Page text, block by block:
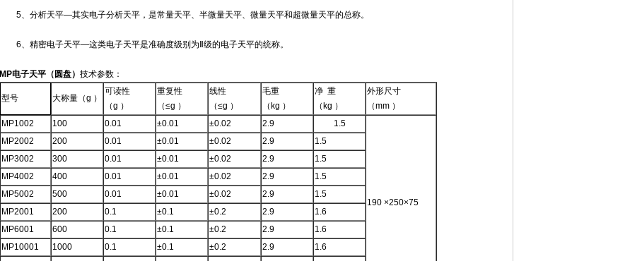
5、分析天平—其实电子分析天平，是常量天平、半微量天平、微量天平和超微量天平的总称。
6、精密电子天平—这类电子天平是准确度级别为Ⅱ级的电子天平的统称。
MP电子天平（圆盘） 技术参数：
型号 大称量（g ）
可读性
（g ）
重复性
（≤g ）
线性
（≤g ）
毛重
（kg ）
净 重
（kg ）
外形尺寸
（mm ）
MP1002
100 0.01 ±0.01 ±0.02 2.9 1.5
190 ×250×75
MP2002 200 0.01 ±0.01 ±0.02 2.9
1.5
MP3002
300 0.01 ±0.01 ±0.02 2.9
1.5
MP4002
400 0.01 ±0.01 ±0.02 2.9
1.5
MP5002
500 0.01 ±0.01 ±0.02 2.9
1.5
MP2001
200 0.1 ±0.1 ±0.2 2.9
1.6
MP6001
600 0.1 ±0.1 ±0.2 2.9
1.6
MP10001
1000 0.1 ±0.1 ±0.2 2.9
1.6